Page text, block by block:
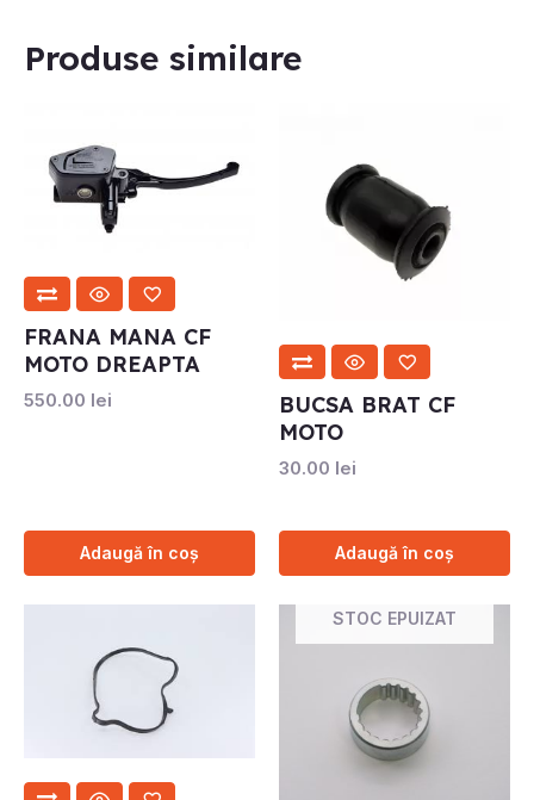
Produse similare
FRANA MANA CF
MOTO DREAPTA
550.00 lei
Adaugă în coș
BUCSA BRAT CF
MOTO
30.00 lei
Adaugă în coș
STOC EPUIZAT